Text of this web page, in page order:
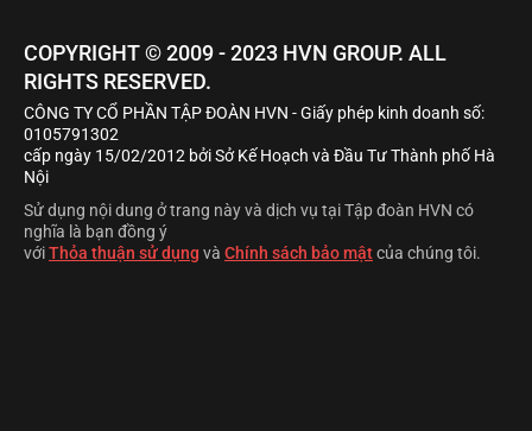
COPYRIGHT © 2009 - 2023 HVN GROUP. ALL
RIGHTS RESERVED.
CÔNG TY CỔ PHẦN TẬP ĐOÀN HVN - Giấy phép kinh doanh số:
0105791302
cấp ngày 15/02/2012 bởi Sở Kế Hoạch và Đầu Tư Thành phố Hà
Nội
Sử dụng nội dung ở trang này và dịch vụ tại Tập đoàn HVN có
nghĩa là bạn đồng ý
vớiThỏa thuận sử dụng và Chính sách bảo mậtcủa chúng tôi.